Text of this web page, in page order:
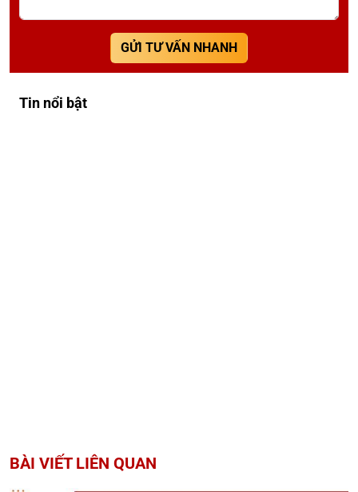
GỬI TƯ VẤN NHANH
Tin nổi bật
BÀI VIẾT LIÊN QUAN